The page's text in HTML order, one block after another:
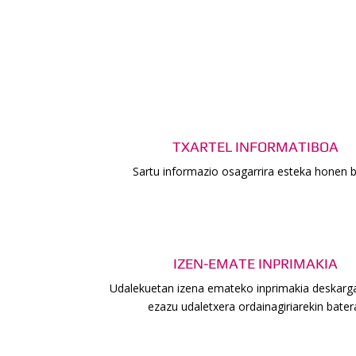
TXARTEL INFORMATIBOA
Sartu informazio osagarrira esteka honen
IZEN-EMATE INPRIMAKIA
Udalekuetan izena emateko inprimakia
ezazu udaletxera ordainagiriarekin